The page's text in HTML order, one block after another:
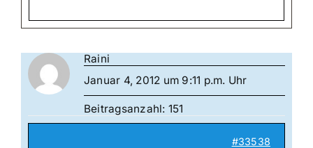
Raini
Januar 4, 2012 um 9:11 p.m. Uhr
Beitragsanzahl: 151
#33538